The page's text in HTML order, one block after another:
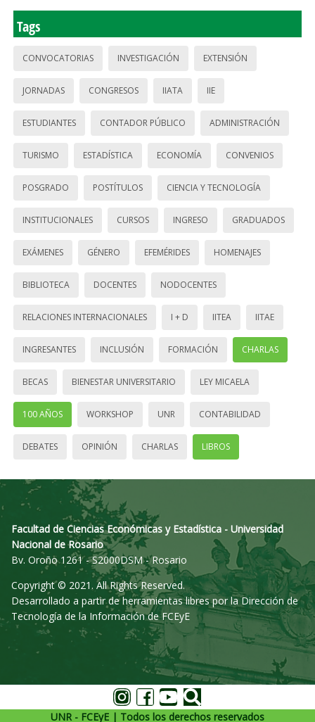
Tags
CONVOCATORIAS INVESTIGACIÓN EXTENSIÓN
JORNADAS CONGRESOS IIATA IIE
ESTUDIANTES CONTADOR PÚBLICO ADMINISTRACIÓN
TURISMO ESTADÍSTICA ECONOMÍA CONVENIOS
POSGRADO POSTÍTULOS CIENCIA Y TECNOLOGÍA
INSTITUCIONALES CURSOS INGRESO GRADUADOS
EXÁMENES GÉNERO EFEMÉRIDES HOMENAJES
BIBLIOTECA DOCENTES NODOCENTES
RELACIONES INTERNACIONALES I + D IITEA IITAE
INGRESANTES INCLUSIÓN FORMACIÓN CHARLAS
BECAS BIENESTAR UNIVERSITARIO LEY MICAELA
100 AÑOS WORKSHOP UNR CONTABILIDAD
DEBATES OPINIÓN CHARLAS LIBROS
Facultad de Ciencias Económicas y Estadística - Universidad
Nacional de Rosario
Bv. Oroño 1261 - S2000DSM - Rosario
Copyright © 2021. All Rights Reserved.
Desarrollado a partir de herramientas libres por la Dirección de
Tecnología de la Información de FCEyE
UNR - FCEyE | Todos los derechos reservados